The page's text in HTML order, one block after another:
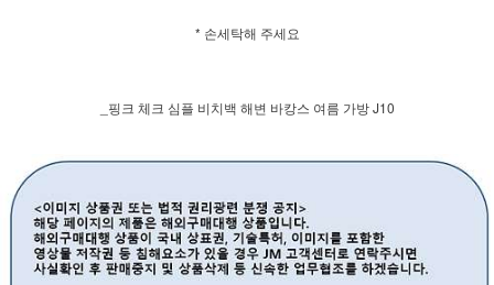
* 손세탁해 주세요
_핑크 체크 심플 비치백 해변 바캉스 여름 가방 J10